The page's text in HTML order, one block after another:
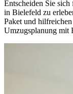
Entscheiden Sie
in Bielefeld zu
Paket und
Umzugsplanung mit